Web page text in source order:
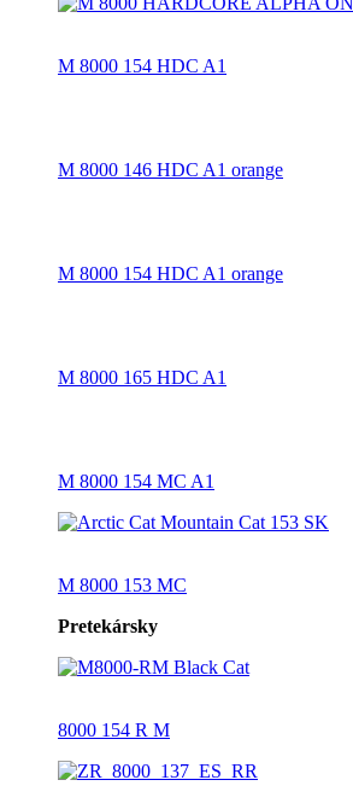
M 8000 154 HDC A1
M 8000 146 HDC A1 orange
M 8000 154 HDC A1 orange
M 8000 165 HDC A1
M 8000 154 MC A1
M 8000 153 MC
Pretekársky
8000 154 R M